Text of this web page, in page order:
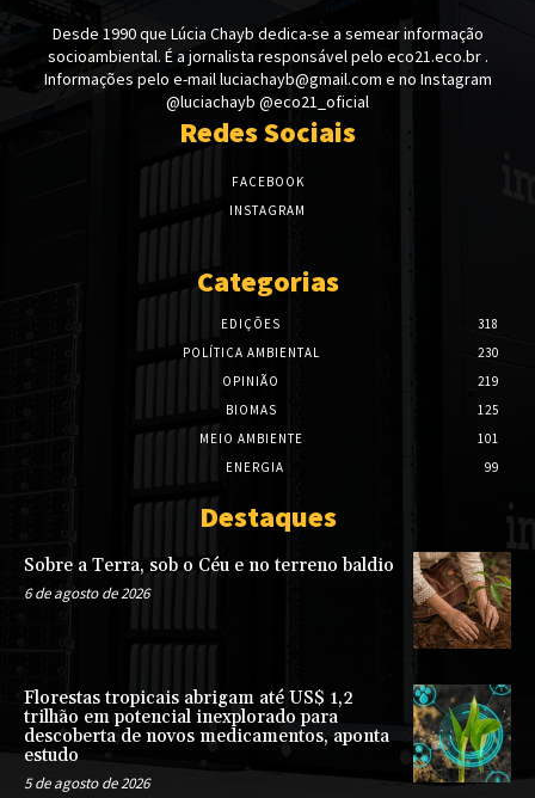
Desde 1990 que Lúcia Chayb dedica-se a semear informação
socioambiental. É a jornalista responsável pelo eco21.eco.br .
Informações pelo e-mail luciachayb@gmail.com e no Instagram
@luciachayb @eco21_oficial
Redes Sociais
FACEBOOK
INSTAGRAM
Categorias
EDIÇÕES
318
POLÍTICA AMBIENTAL
230
OPINIÃO
219
BIOMAS
125
MEIO AMBIENTE
101
ENERGIA
99
Destaques
Sobre a Terra, sob o Céu e no terreno baldio
6 de agosto de 2026
Florestas tropicais abrigam até US$ 1,2
trilhão em potencial inexplorado para
descoberta de novos medicamentos, aponta
estudo
5 de agosto de 2026